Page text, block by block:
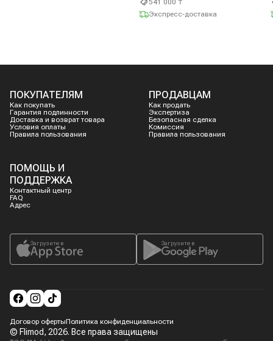
541 000 ₸
Экспресс-доставка
ПОКУПАТЕЛЯМ
Как покупать
Гарантия подлинности
Доставка и возврат товара
Условия оплаты
Правила пользования
ПРОДАВЦАМ
Как продать
Экспертиза
Безопасная сделка
Комиссия
Правила пользования
ПОМОЩЬ И
ПОДДЕРЖКА
Контактный центр
FAQ
Адрес
Загрузите в Загрузите в
Договор офертыПолитика конфиденциальности
© Flimod, 2026. Все права защищены